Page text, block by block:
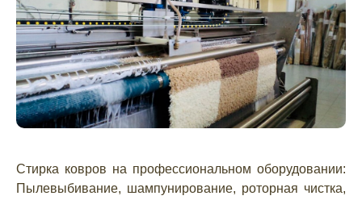
Стирка ковров на профессиональном оборудовании:
Пылевыбивание, шампунирование, роторная чистка,